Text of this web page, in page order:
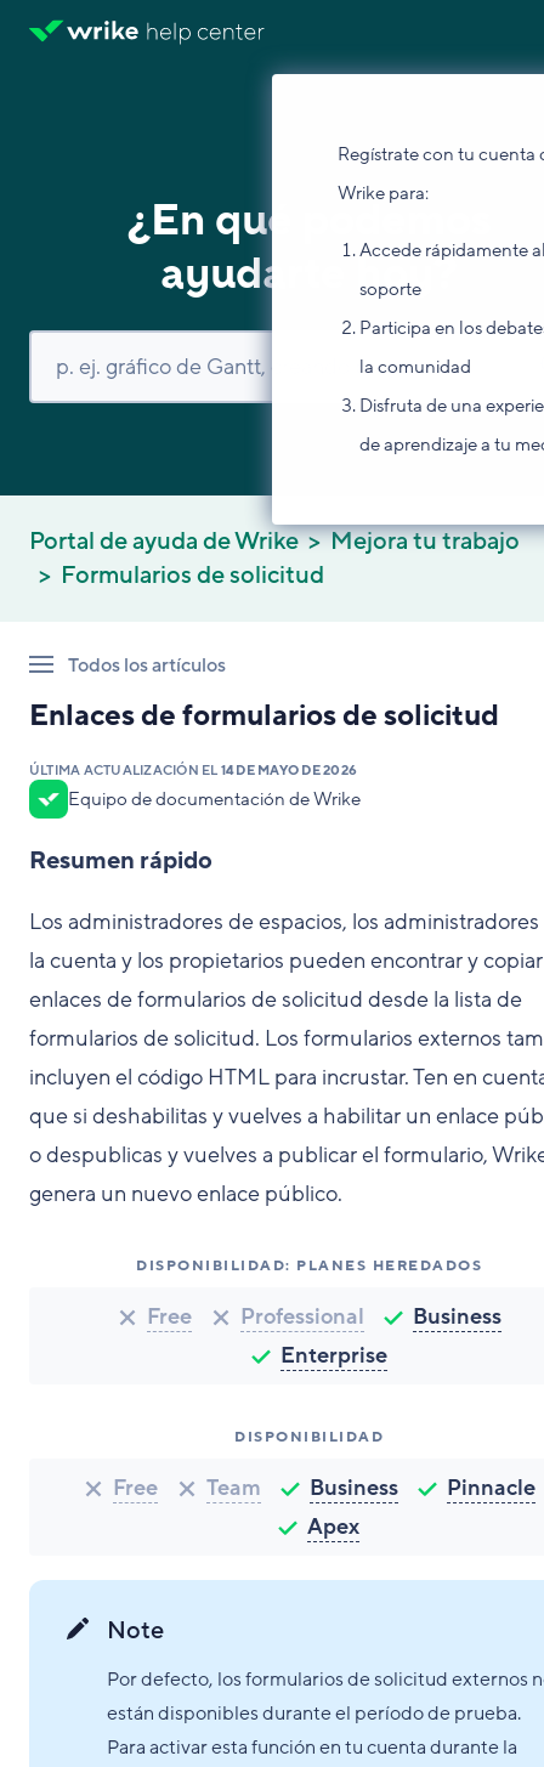
Regístrate con tu cuenta
Wrike para:
Accede rápidamente
soporte
Participa en los
la comunidad
Disfruta de una
de aprendizaje a tu
¿En qué podemos
ayudarte hoy?
Portal de ayuda de Wrike
Mejora tu trabajo
Formularios de solicitud
Todos los artículos
Enlaces de formularios de solicitud
ÚLTIMA ACTUALIZACIÓN EL 14 DE MAYO DE 2026
Equipo de documentación de Wrike
Resumen rápido
Los administradores de espacios, los
la cuenta y los propietarios pueden encontrar y
enlaces de formularios de solicitud desde la lista de
formularios de solicitud. Los formularios externos
incluyen el código HTML para incrustar. Ten en
que si deshabilitas y vuelves a habilitar un enlace
o despublicas y vuelves a publicar el formulario,
genera un nuevo enlace público.
DISPONIBILIDAD: PLANES HEREDADOS
Free Professional
Business
Enterprise
DISPONIBILIDAD
Free Team Business
Pinnacle
Apex
Note
Por defecto, los formularios de solicitud externos
están disponibles durante el período de prueba.
Para activar esta función en tu cuenta durante la